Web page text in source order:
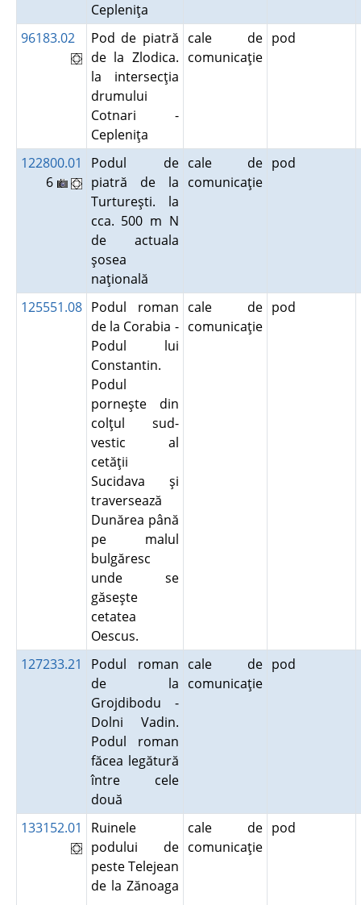
Cepleniţa
96183.02
Pod de piatră
de la Zlodica.
la intersecţia
drumului
Cotnari -
Cepleniţa
cale de
comunicaţie
pod
122800.01
6
Podul de
piatră de la
Turtureşti. la
cca. 500 m N
de actuala
şosea
naţională
cale de
comunicaţie
pod
125551.08 Podul roman
de la Corabia -
Podul lui
Constantin.
Podul
porneşte din
colţul sud-
vestic al
cetăţii
Sucidava şi
traversează
Dunărea până
pe malul
bulgăresc
unde se
găseşte
cetatea
Oescus.
cale de
comunicaţie
pod
127233.21
Podul roman
de la
Grojdibodu -
Dolni Vadin.
Podul roman
făcea legătură
între cele
două
cale de
comunicaţie
pod
133152.01
Ruinele
podului de
peste Telejean
de la Zănoaga
cale de
comunicaţie
pod